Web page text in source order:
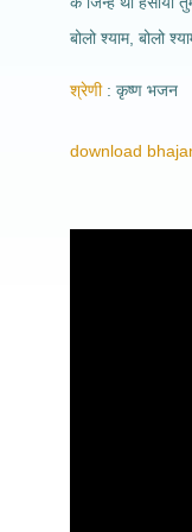
बोलो श्याम, बोलो
श्रेणी कृष्ण भजन
download